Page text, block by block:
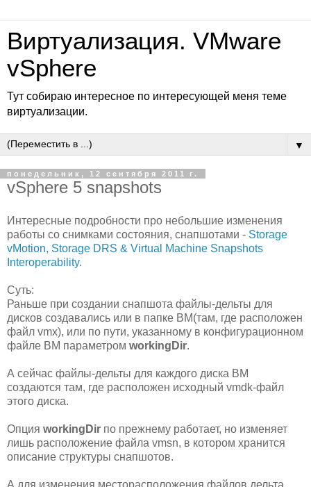
Виртуализация. VMware
vSphere
Тут собираю интересное по интересующей меня теме
виртуализации.
▼
понедельник, 12 сентября 2011 г.
vSphere 5 snapshots
Интересные подробности про небольшие изменения
работы со снимками состояния, снапшотами - Storage
vMotion, Storage DRS & Virtual Machine Snapshots
Interoperability.
Суть:
Раньше при создании снапшота файлы-дельты для
дисков создавались или в папке ВМ(там, где расположен
файл vmx), или по пути, указанному в конфигурационном
файле ВМ параметром workingDir.
А сейчас файлы-дельты для каждого диска ВМ
создаются там, где расположен исходный vmdk-файл
этого диска.
Опция workingDir по прежнему работает, но изменяет
лишь расположение файла vmsn, в котором хранится
описание структуры снапшотов.
А для изменения месторасположения файлов дельта